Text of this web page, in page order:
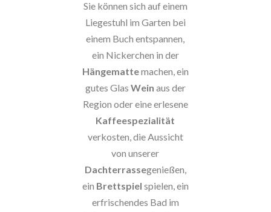
Sie können sich auf einem
Liegestuhl im Garten bei
einem Buch entspannen,
ein Nickerchen in der
Hängemattemachen, ein
gutes Glas Wein aus der
Region oder eine erlesene
Kaffeespezialität
verkosten, die Aussicht
von unserer
Dachterrassegenießen,
ein Brettspiel spielen, ein
erfrischendes Bad im